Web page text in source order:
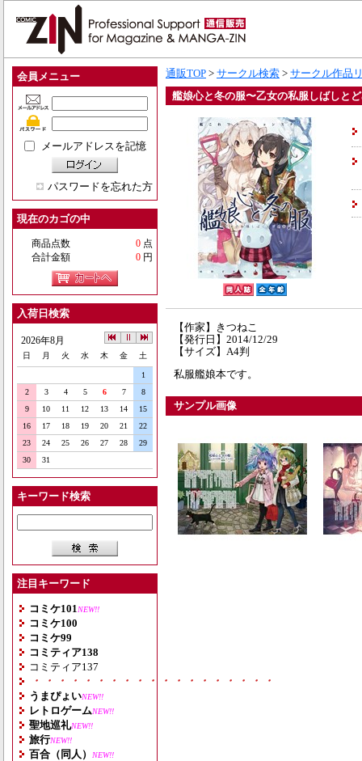
会員メニュー
メールアドレスを記憶
パスワードを忘れた方
現在のカゴの中
商品点数 0 点
合計金額
0 円
入荷日検索
2026年8月
日 月 火 水 木 金 土
1
2
3 4 5 6 7
8
9
10 11 12 13 14
15
16
17 18 19 20 21
22
23
24 25 26 27 28
29
30
31
キーワード検索
注目キーワード
コミケ101 NEW!!
コミケ100
コミケ99
コミティア138
コミティア137
・・・・・・・・・・・・・・・・・・・
うまぴょいNEW!!
レトロゲームNEW!!
聖地巡礼NEW!!
旅行NEW!!
百合（同人） NEW!!
通販TOP > サークル検索 > サークル作品
艦娘心と冬の服〜乙女の私服しばしと
【作家】きつねこ
【発行日】2014/12/29
【サイズ】A4判
私服艦娘本です。
サンプル画像